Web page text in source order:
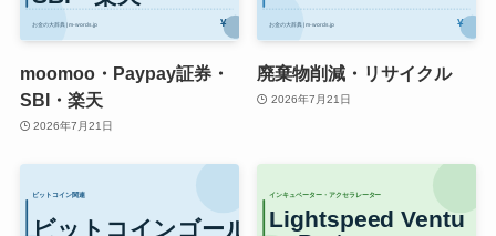
moomoo・Paypay証券・
SBI・楽天
2026年7月21日
廃棄物削減・リサイクル
2026年7月21日